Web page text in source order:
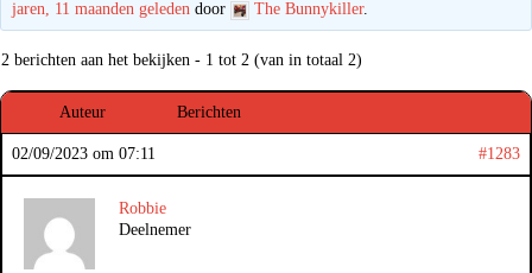
jaren, 11 maanden geleden door The Bunnykiller.
2 berichten aan het bekijken - 1 tot 2 (van in totaal 2)
Auteur Berichten
02/09/2023 om 07:11 #1283
Robbie
Deelnemer